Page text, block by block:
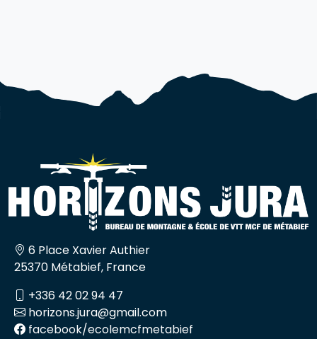
6 Place Xavier Authier
25370 Métabief, France
+336 42 02 94 47
horizons.jura@gmail.com
facebook/ecolemcfmetabief